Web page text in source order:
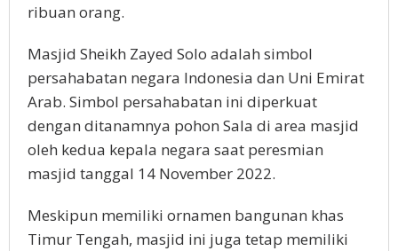
ribuan orang.
Masjid Sheikh Zayed Solo adalah simbol
persahabatan negara Indonesia dan Uni Emirat
Arab. Simbol persahabatan ini diperkuat
dengan ditanamnya pohon Sala di area masjid
oleh kedua kepala negara saat peresmian
masjid tanggal 14 November 2022.
Meskipun memiliki ornamen bangunan khas
Timur Tengah, masjid ini juga tetap memiliki